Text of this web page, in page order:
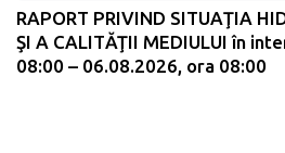
RAPORT PRIVIND SITUAŢIA
ŞI A CALITĂŢII MEDIULUI în
08:00 – 06.08.2026, ora 08:00